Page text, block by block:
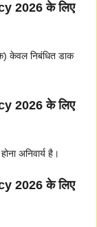
2026 के लिए
केवल निबंधित डाक
2026 के लिए
अनिवार्य है।
2026 के लिए